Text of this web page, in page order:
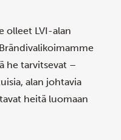
olleet LVI-alan
he tarvitsevat –
alan johtavia
heitä luomaan